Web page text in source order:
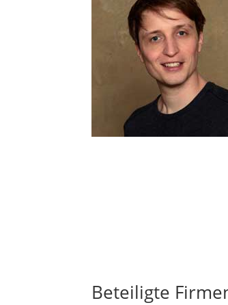
Beteiligte